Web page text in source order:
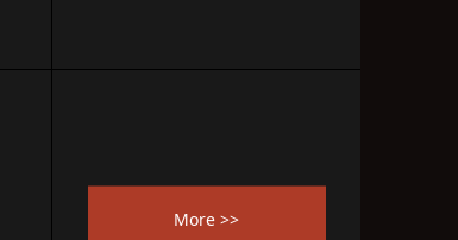
More >>